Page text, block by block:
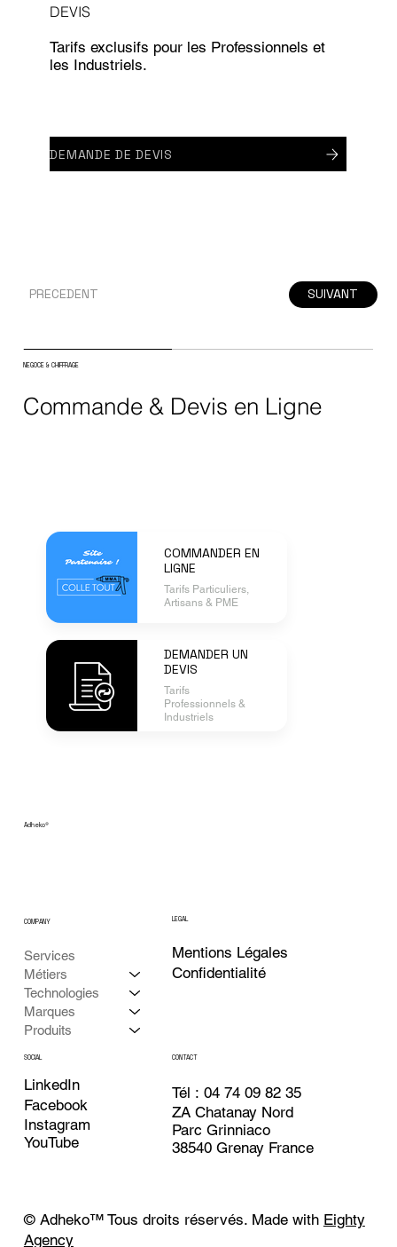
DEVIS
Tarifs exclusifs pour les Professionnels et
les Industriels.
DEMANDE DE DEVIS
PRECEDENT SUIVANT
COMMANDER EN
LIGNE
Tarifs Particuliers,
Artisans & PME
DEMANDER UN
DEVIS
Tarifs
Professionnels &
Industriels
Commande & Devis en Ligne
NEGOCE & CHIFFRAGE
Adheko®
Services
Métiers
Technologies
Marques
Produits
COMPANY LEGAL
Confidentialité
Mentions Légales
SOCIAL
LinkedIn
Facebook
Instagram
YouTube
CONTACT
Tél : 04 74 09 82 35
ZA Chatanay Nord
Parc Grinniaco
38540 Grenay France
© Adheko™ Tous droits réservés. Made with Eighty
Agency